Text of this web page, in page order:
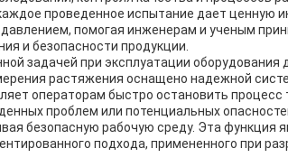
проведенное испытание дает ценную
помогая инженерам и ученым
и безопасности продукции.
задачей при эксплуатации
растяжения оснащено надежной
операторам быстро остановить процесс
проблем или потенциальных
безопасную рабочую среду. Эта функция
подхода, примененного при